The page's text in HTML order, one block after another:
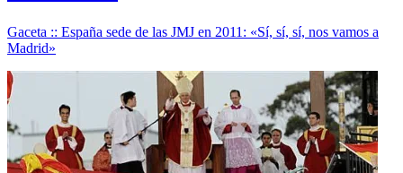
Gaceta :: España sede de las JMJ en 2011: «Sí, sí, sí, nos vamos a
Madrid»